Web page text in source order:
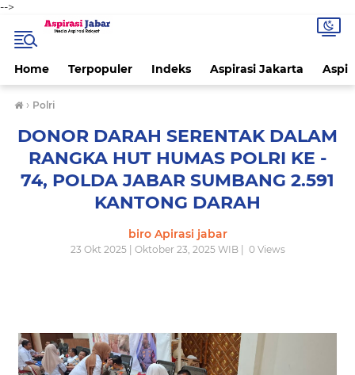
-->
Home Terpopuler Indeks Aspirasi Jakarta
› Polri
DONOR DARAH SERENTAK DALAM
RANGKA HUT HUMAS POLRI KE -
74, POLDA JABAR SUMBANG 2.591
KANTONG DARAH
biro Apirasi jabar
23 Okt 2025 | Oktober 23, 2025 WIB | 0Views